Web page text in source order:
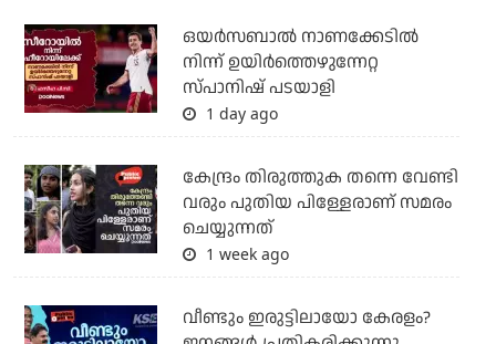
ഒയര്‍സബാൽ നാണക്കേടിൽ
നിന്ന് ഉയിർത്തെഴുന്നേറ്റ
സ്പാനിഷ് പടയാളി
1 day ago
കേന്ദ്രം തിരുത്തുക തന്നെ വേണ്ടി
വരും പുതിയ പിള്ളേരാണ് സമരം
ചെയ്യുന്നത്
1 week ago
വീണ്ടും ഇരുട്ടിലായോ കേരളം?